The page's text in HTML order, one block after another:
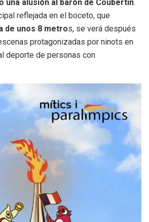
una alusión al barón de Coubertin.
reflejada en el boceto, que
de unos 8 metros, se verá después
protagonizadas por ninots en
deporte de personas con